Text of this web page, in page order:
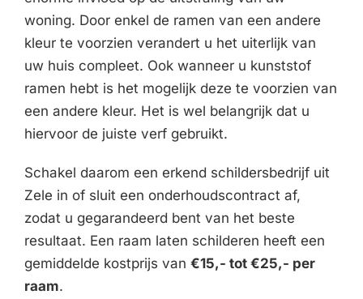
woning. Door enkel de ramen van een andere
kleur te voorzien verandert u het uiterlijk van
uw huis compleet. Ook wanneer u kunststof
ramen hebt is het mogelijk deze te voorzien van
een andere kleur. Het is wel belangrijk dat u
hiervoor de juiste verf gebruikt.
Schakel daarom een erkend schildersbedrijf uit
Zele in of sluit een onderhoudscontract af,
zodat u gegarandeerd bent van het beste
resultaat. Een raam laten schilderen heeft een
gemiddelde kostprijs van €15,- tot €25,- per
raam.